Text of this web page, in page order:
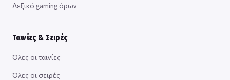
Λεξικό gaming όρων
Ταινίες & Σειρές
Όλες οι ταινίες
Όλες οι σειρές